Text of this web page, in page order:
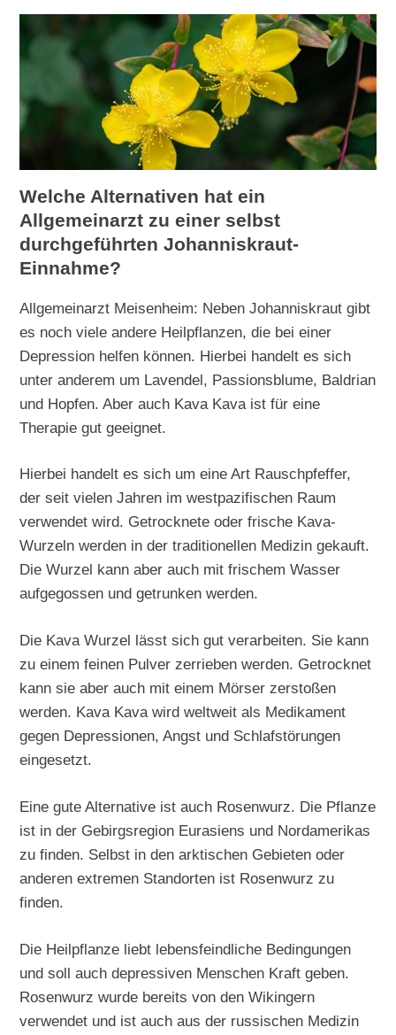
Welche Alternativen hat ein
Allgemeinarzt zu einer selbst
durchgeführten Johanniskraut-
Einnahme?
Allgemeinarzt Meisenheim: Neben Johanniskraut gibt
es noch viele andere Heilpflanzen, die bei einer
Depression helfen können. Hierbei handelt es sich
unter anderem um Lavendel, Passionsblume, Baldrian
und Hopfen. Aber auch Kava Kava ist für eine
Therapie gut geeignet.
Hierbei handelt es sich um eine Art Rauschpfeffer,
der seit vielen Jahren im westpazifischen Raum
verwendet wird. Getrocknete oder frische Kava-
Wurzeln werden in der traditionellen Medizin gekauft.
Die Wurzel kann aber auch mit frischem Wasser
aufgegossen und getrunken werden.
Die Kava Wurzel lässt sich gut verarbeiten. Sie kann
zu einem feinen Pulver zerrieben werden. Getrocknet
kann sie aber auch mit einem Mörser zerstoßen
werden. Kava Kava wird weltweit als Medikament
gegen Depressionen, Angst und Schlafstörungen
eingesetzt.
Eine gute Alternative ist auch Rosenwurz. Die Pflanze
ist in der Gebirgsregion Eurasiens und Nordamerikas
zu finden. Selbst in den arktischen Gebieten oder
anderen extremen Standorten ist Rosenwurz zu
finden.
Die Heilpflanze liebt lebensfeindliche Bedingungen
und soll auch depressiven Menschen Kraft geben.
Rosenwurz wurde bereits von den Wikingern
verwendet und ist auch aus der russischen Medizin